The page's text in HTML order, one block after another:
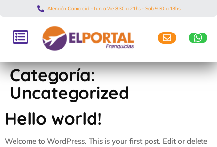
Atención Comercial - Lun a Vie 8:30 a 21hs - Sab 9.30 a 13hs
Categoría:
Uncategorized
Hello world!
Welcome to WordPress. This is your first post. Edit or delete